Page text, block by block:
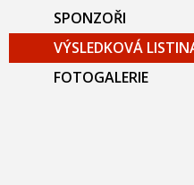
SPONZOŘI
VÝSLEDKOVÁ
FOTOGALERIE